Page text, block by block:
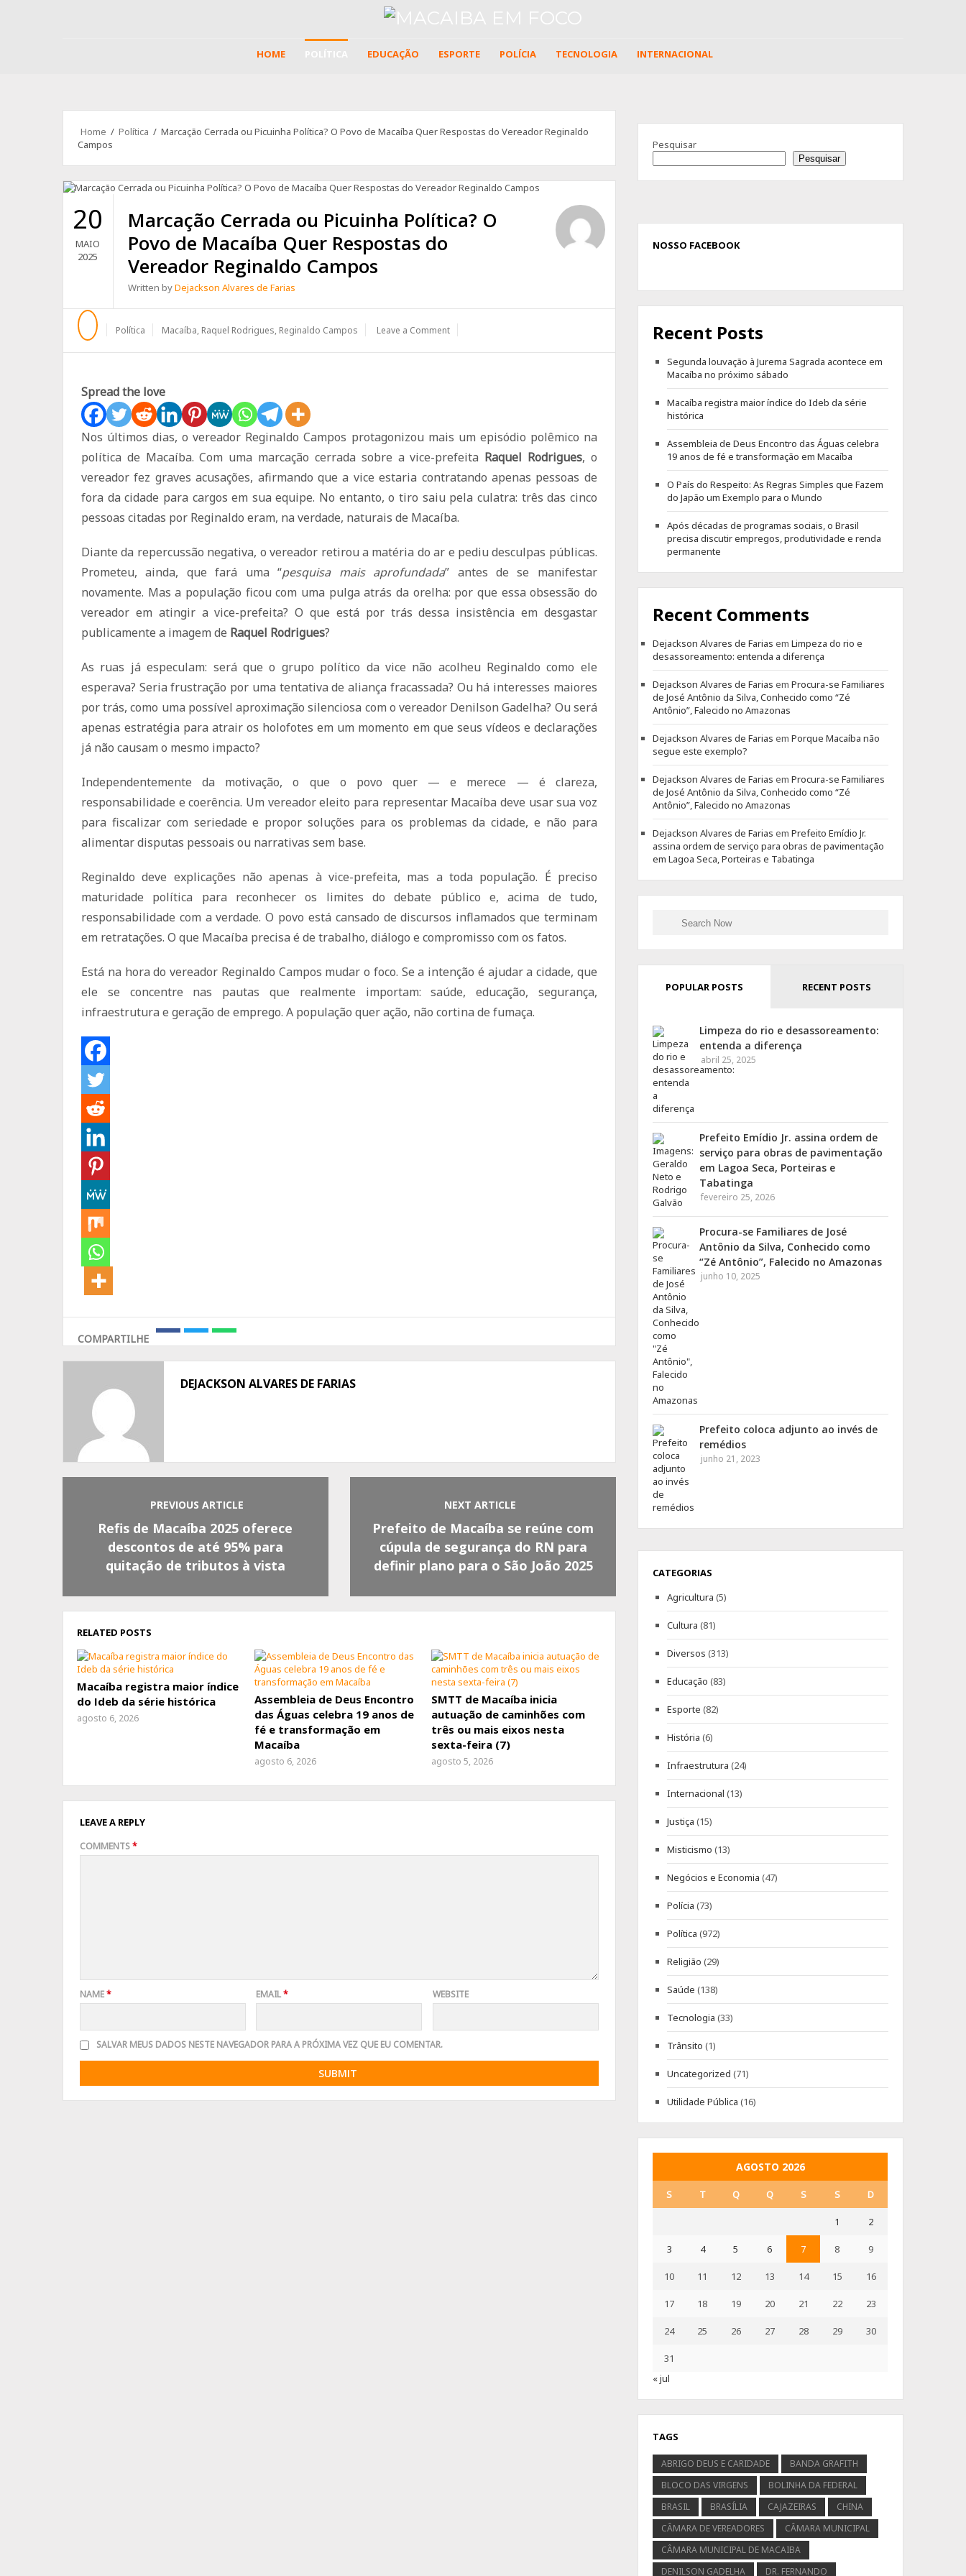
HOME EDUCAÇÃO ESPORTE POLÍCIA TECNOLOGIA INTERNACIONAL
Home / Política / Marcação Cerrada ou Picuinha Política? O Povo de Macaíba Quer Respostas do Vereador Reginaldo
Campos
20
MAIO
2025
Marcação Cerrada ou Picuinha Política? O
Povo de Macaíba Quer Respostas do
Vereador Reginaldo Campos
Written byDejackson Alvares de Farias
Política Macaíba, Raquel Rodrigues, Reginaldo Campos Leave a Comment
Spread the love
Nos últimos dias, o vereador Reginaldo Campos protagonizou mais um episódio polêmico na
política de Macaíba. Com uma marcação cerrada sobre a vice-prefeita Raquel Rodrigues, o
vereador fez graves acusações, afirmando que a vice estaria contratando apenas pessoas de
fora da cidade para cargos em sua equipe. No entanto, o tiro saiu pela culatra: três das cinco
pessoas citadas por Reginaldo eram, na verdade, naturais de Macaíba.
Diante da repercussão negativa, o vereador retirou a matéria do ar e pediu desculpas públicas.
Prometeu, ainda, que fará uma “pesquisa mais aprofundada” antes de se manifestar
novamente. Mas a população ficou com uma pulga atrás da orelha: por que essa obsessão do
vereador em atingir a vice-prefeita? O que está por trás dessa insistência em desgastar
publicamente a imagem de Raquel Rodrigues?
As ruas já especulam: será que o grupo político da vice não acolheu Reginaldo como ele
esperava? Seria frustração por uma tentativa de aliança fracassada? Ou há interesses maiores
por trás, como uma possível aproximação silenciosa com o vereador Denilson Gadelha? Ou será
apenas estratégia para atrair os holofotes em um momento em que seus vídeos e declarações
já não causam o mesmo impacto?
Independentemente da motivação, o que o povo quer — e merece — é clareza,
responsabilidade e coerência. Um vereador eleito para representar Macaíba deve usar sua voz
para fiscalizar com seriedade e propor soluções para os problemas da cidade, e não para
alimentar disputas pessoais ou narrativas sem base.
Reginaldo deve explicações não apenas à vice-prefeita, mas a toda população. É preciso
maturidade política para reconhecer os limites do debate público e, acima de tudo,
responsabilidade com a verdade. O povo está cansado de discursos inflamados que terminam
em retratações. O que Macaíba precisa é de trabalho, diálogo e compromisso com os fatos.
Está na hora do vereador Reginaldo Campos mudar o foco. Se a intenção é ajudar a cidade, que
ele se concentre nas pautas que realmente importam: saúde, educação, segurança,
infraestrutura e geração de emprego. A população quer ação, não cortina de fumaça.
COMPARTILHE
on
Facebook
on
Twitter
on
Whatsapp
DEJACKSON ALVARES DE FARIAS
PREVIOUS ARTICLE
Refis de Macaíba 2025 oferece
descontos de até 95% para
quitação de tributos à vista
NEXT ARTICLE
Prefeito de Macaíba se reúne com
cúpula de segurança do RN para
definir plano para o São João 2025
RELATED POSTS
Macaíba registra maior índice
do Ideb da série histórica
agosto 6, 2026
Assembleia de Deus Encontro
das Águas celebra 19 anos de
fé e transformação em
Macaíba
agosto 6, 2026
SMTT de Macaíba inicia
autuação de caminhões com
três ou mais eixos nesta
sexta-feira (7)
agosto 5, 2026
LEAVE A REPLY
COMMENTS*
NAME* EMAIL* WEBSITE
SALVAR MEUS DADOS NESTE NAVEGADOR PARA A PRÓXIMA VEZ QUE EU COMENTAR.
Pesquisar
Pesquisar
NOSSO FACEBOOK
Recent Posts
Segunda louvação à Jurema Sagrada acontece em
Macaíba no próximo sábado
Macaíba registra maior índice do Ideb da série
histórica
Assembleia de Deus Encontro das Águas celebra
19 anos de fé e transformação em Macaíba
O País do Respeito: As Regras Simples que Fazem
do Japão um Exemplo para o Mundo
Após décadas de programas sociais, o Brasil
precisa discutir empregos, produtividade e renda
permanente
Recent Comments
Dejackson Alvares de Farias emLimpeza do rio e
desassoreamento: entenda a diferença
Dejackson Alvares de Farias emProcura-se Familiares
de José Antônio da Silva, Conhecido como “Zé
Antônio”, Falecido no Amazonas
Dejackson Alvares de Farias emPorque Macaíba não
segue este exemplo?
Dejackson Alvares de Farias emProcura-se Familiares
de José Antônio da Silva, Conhecido como “Zé
Antônio”, Falecido no Amazonas
Dejackson Alvares de Farias emPrefeito Emídio Jr.
assina ordem de serviço para obras de pavimentação
em Lagoa Seca, Porteiras e Tabatinga
Search
POPULAR POSTS RECENT POSTS
Limpeza do rio e desassoreamento:
entenda a diferença
abril 25, 2025
Prefeito Emídio Jr. assina ordem de
serviço para obras de pavimentação
em Lagoa Seca, Porteiras e
Tabatinga
fevereiro 25, 2026
Procura-se Familiares de José
Antônio da Silva, Conhecido como
“Zé Antônio”, Falecido no Amazonas
junho 10, 2025
Prefeito coloca adjunto ao invés de
remédios
junho 21, 2023
CATEGORIAS
Agricultura (5)
Cultura (81)
Diversos (313)
Educação (83)
Esporte (82)
História (6)
Infraestrutura (24)
Internacional (13)
Justiça (15)
Misticismo (13)
Negócios e Economia (47)
Polícia (73)
Política (972)
Religião (29)
Saúde (138)
Tecnologia (33)
Trânsito (1)
Uncategorized (71)
Utilidade Pública (16)
AGOSTO 2026
S T Q Q S S D
1 2
3 4 5 6 7 8 9
10 11 12 13 14 15 16
17 18 19 20 21 22 23
24 25 26 27 28 29 30
31
« jul
TAGS
ABRIGO DEUS E CARIDADE
BANDA GRAFITH
BLOCO DAS VIRGENS
BOLINHA DA FEDERAL
BRASIL
BRASÍLIA CAJAZEIRAS
CHINA
CÂMARA DE VEREADORES
CÂMARA MUNICIPAL
CÂMARA MUNICIPAL DE MACAIBA
DENILSON GADELHA
DR. FERNANDO